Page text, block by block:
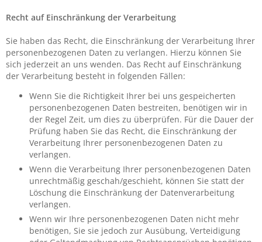
Recht auf Einschränkung der Verarbeitung
Sie haben das Recht, die Einschränkung der Verarbeitung Ihrer
personenbezogenen Daten zu verlangen. Hierzu können Sie
sich jederzeit an uns wenden. Das Recht auf Einschränkung
der Verarbeitung besteht in folgenden Fällen:
Wenn Sie die Richtigkeit Ihrer bei uns gespeicherten
personenbezogenen Daten bestreiten, benötigen wir in
der Regel Zeit, um dies zu überprüfen. Für die Dauer der
Prüfung haben Sie das Recht, die Einschränkung der
Verarbeitung Ihrer personenbezogenen Daten zu
verlangen.
Wenn die Verarbeitung Ihrer personenbezogenen Daten
unrechtmäßig geschah/geschieht, können Sie statt der
Löschung die Einschränkung der Datenverarbeitung
verlangen.
Wenn wir Ihre personenbezogenen Daten nicht mehr
benötigen, Sie sie jedoch zur Ausübung, Verteidigung